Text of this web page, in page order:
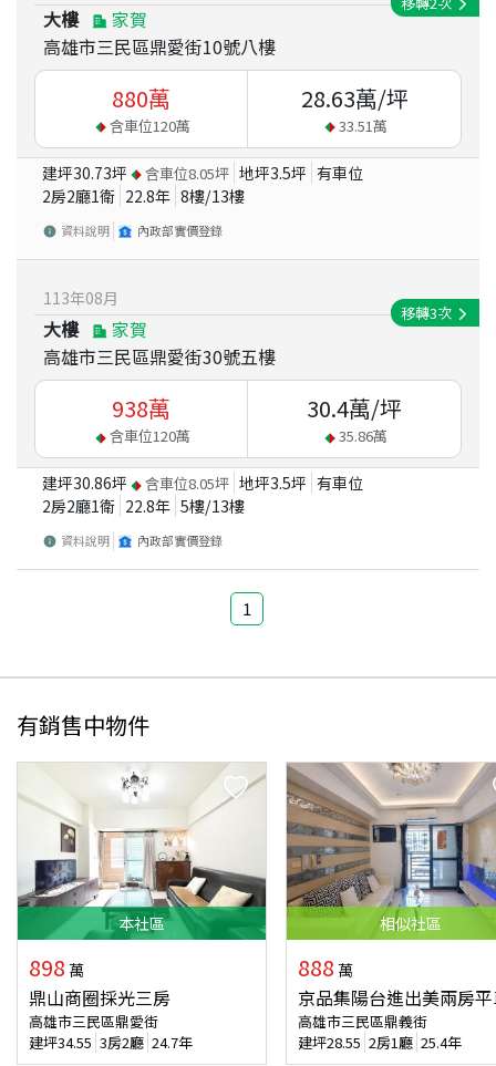
大樓
家賀
高雄市三民區鼎愛街10號八樓
880萬
含車位120萬
28.63萬/坪
33.51萬
建坪30.73坪 含車位8.05坪 地坪3.5坪 有車位
2房2廳1衛 22.8年 8樓/13樓
資料說明 內政部實價登錄
113年08月
大樓
家賀
高雄市三民區鼎愛街30號五樓
移轉3次
938萬
含車位120萬
30.4萬/坪
35.86萬
建坪30.86坪 含車位8.05坪 地坪3.5坪 有車位
2房2廳1衛 22.8年 5樓/13樓
資料說明 內政部實價登錄
1
有銷售中物件
本社區
898 萬
鼎山商圈採光三房
高雄市三民區鼎愛街
建坪34.55 3房2廳 24.7年
相似社區
888 萬
京品集陽台進出美兩房
高雄市三民區鼎義街
建坪28.55 2房1廳 25.4年